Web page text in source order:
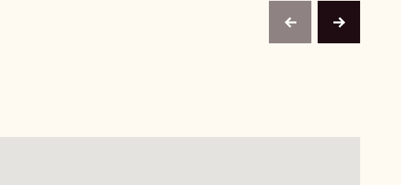
previousnext